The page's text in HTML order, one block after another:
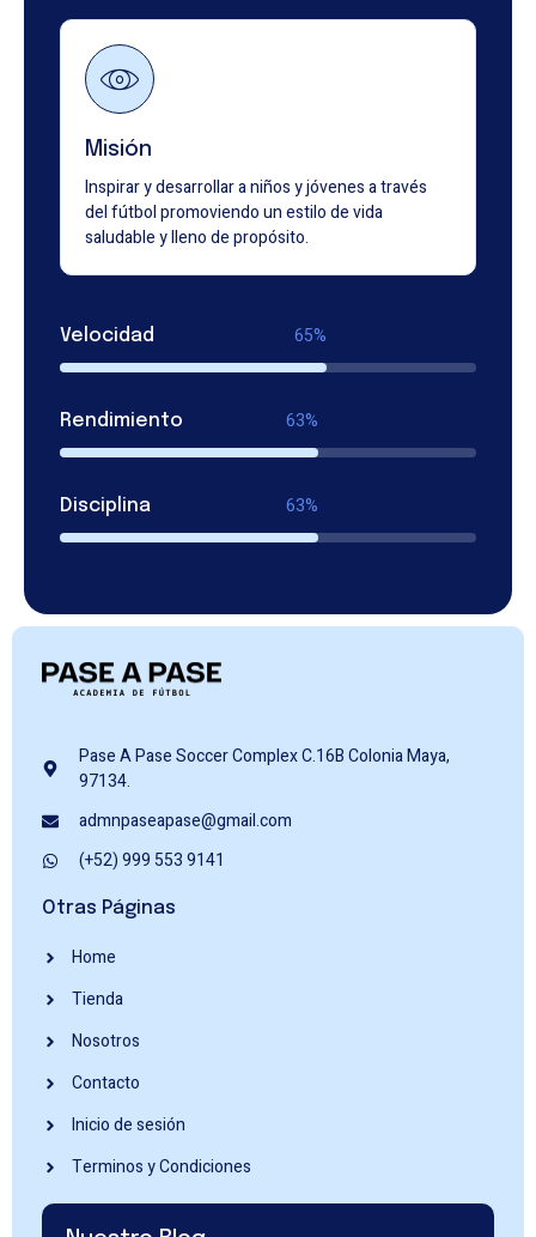
Misión
Inspirar y desarrollar a niños y jóvenes a través
del fútbol promoviendo un estilo de vida
saludable y lleno de propósito.
Velocidad
Rendimiento
Disciplina
Pase A Pase Soccer Complex C.16B Colonia Maya,
97134.
admnpaseapase@gmail.com
(+52) 999 553 9141
Otras Páginas
Home
Tienda
Nosotros
Contacto
Inicio de sesión
Terminos y Condiciones